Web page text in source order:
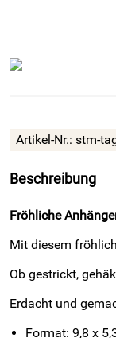
Artikel-Nr.: stm-
Beschreibung
Fröhliche
Mit diesem
Ob gestrickt,
Erdacht und
Format: 9,8 x